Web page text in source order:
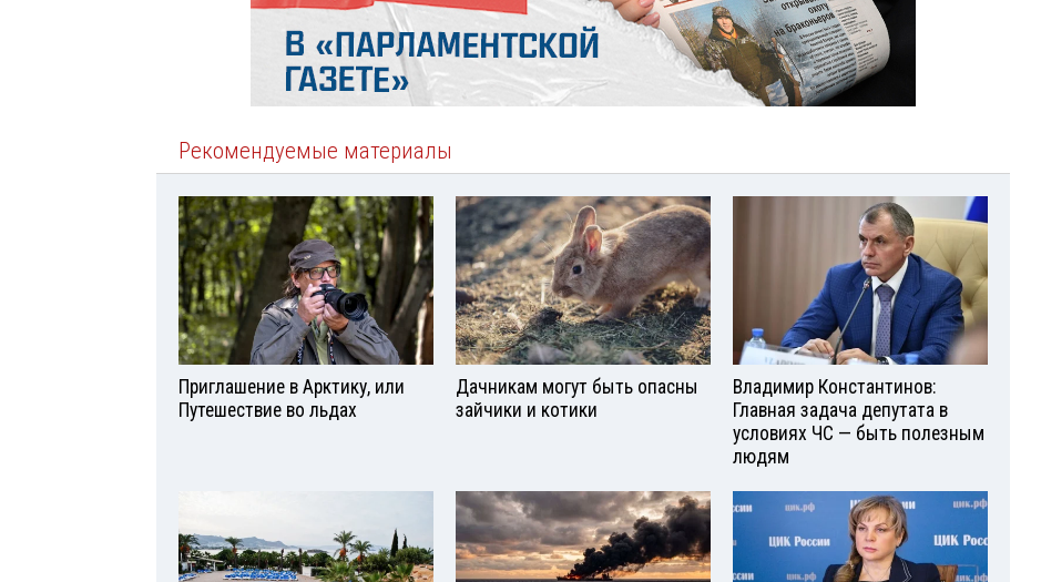
Рекомендуемые материалы
Приглашение в Арктику, или
Путешествие во льдах
Дачникам могут быть опасны
зайчики и котики
Владимир Константинов:
Главная задача депутата в
условиях ЧС — быть полезным
людям